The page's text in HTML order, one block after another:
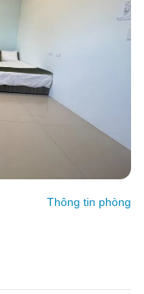
Thông tin phòng